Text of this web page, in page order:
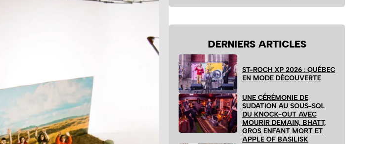
site
DERNIERS ARTICLES
ST-ROCH XP 2026 : QUÉBEC
EN MODE DÉCOUVERTE
UNE CÉRÉMONIE DE
SUDATION AU SOUS-SOL
DU KNOCK-OUT AVEC
MOURIR DEMAIN, BHATT,
GROS ENFANT MORT ET
APPLE OF BASILISK